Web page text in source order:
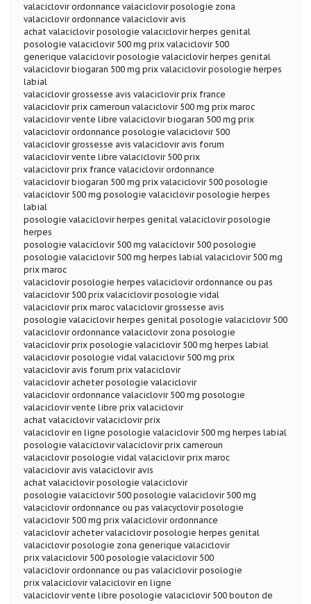
valaciclovir ordonnance valaciclovir posologie zona
valaciclovir ordonnance valaciclovir avis
achat valaciclovir posologie valaciclovir herpes genital
posologie valaciclovir 500 mg prix valaciclovir 500
generique valaciclovir posologie valaciclovir herpes genital
valaciclovir biogaran 500 mg prix valaciclovir posologie herpes
labial
valaciclovir grossesse avis valaciclovir prix france
valaciclovir prix cameroun valaciclovir 500 mg prix maroc
valaciclovir vente libre valaciclovir biogaran 500 mg prix
valaciclovir ordonnance posologie valaciclovir 500
valaciclovir grossesse avis valaciclovir avis forum
valaciclovir vente libre valaciclovir 500 prix
valaciclovir prix france valaciclovir ordonnance
valaciclovir biogaran 500 mg prix valaciclovir 500 posologie
valaciclovir 500 mg posologie valaciclovir posologie herpes
labial
posologie valaciclovir herpes genital valaciclovir posologie
herpes
posologie valaciclovir 500 mg valaciclovir 500 posologie
posologie valaciclovir 500 mg herpes labial valaciclovir 500 mg
prix maroc
valaciclovir posologie herpes valaciclovir ordonnance ou pas
valaciclovir 500 prix valaciclovir posologie vidal
valaciclovir prix maroc valaciclovir grossesse avis
posologie valaciclovir herpes genital posologie valaciclovir 500
valaciclovir ordonnance valaciclovir zona posologie
valaciclovir prix posologie valaciclovir 500 mg herpes labial
valaciclovir posologie vidal valaciclovir 500 mg prix
valaciclovir avis forum prix valaciclovir
valaciclovir acheter posologie valaciclovir
valaciclovir ordonnance valaciclovir 500 mg posologie
valaciclovir vente libre prix valaciclovir
achat valaciclovir valaciclovir prix
valaciclovir en ligne posologie valaciclovir 500 mg herpes labial
posologie valaciclovir valaciclovir prix cameroun
valaciclovir posologie vidal valaciclovir prix maroc
valaciclovir avis valaciclovir avis
achat valaciclovir posologie valaciclovir
posologie valaciclovir 500 posologie valaciclovir 500 mg
valaciclovir ordonnance ou pas valacyclovir posologie
valaciclovir 500 mg prix valaciclovir ordonnance
valaciclovir acheter valaciclovir posologie herpes genital
valaciclovir posologie zona generique valaciclovir
prix valaciclovir 500 posologie valaciclovir 500
valaciclovir ordonnance ou pas valaciclovir posologie
prix valaciclovir valaciclovir en ligne
valaciclovir vente libre posologie valaciclovir 500 bouton de